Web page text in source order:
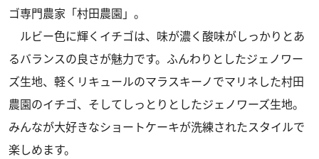
ゴ専門農家「村田農園」。
ルビー色に輝くイチゴは、味が濃く酸味がしっかりとあ
るバランスの良さが魅力です。ふんわりとしたジェノワー
ズ生地、軽くリキュールのマラスキーノでマリネした村田
農園のイチゴ、そしてしっとりとしたジェノワーズ生地。
みんなが大好きなショートケーキが洗練されたスタイルで
楽しめます。